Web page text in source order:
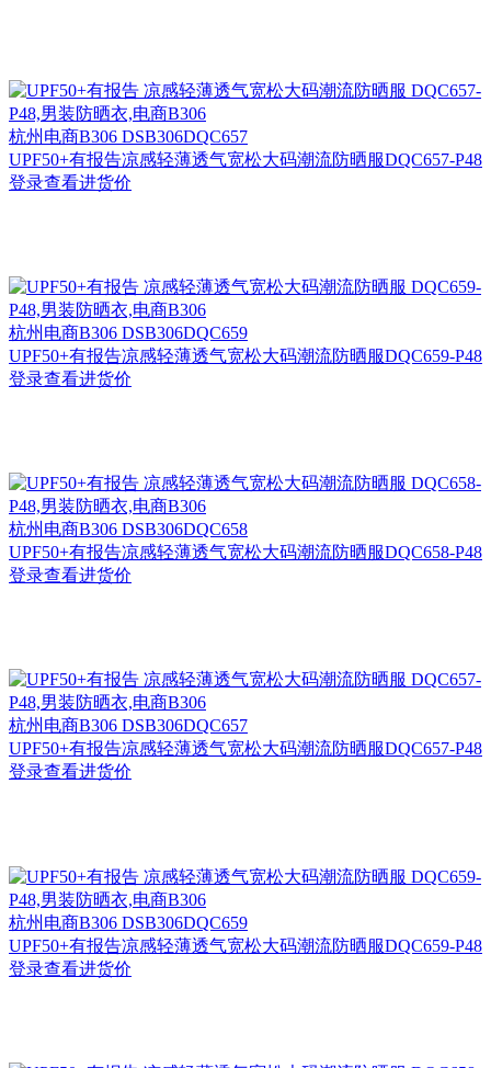
杭州 电商B306 DSB306DQC657
UPF50+有报告凉感轻薄透气宽松大码潮流防晒服DQC657-P48
登录查看进货价
杭州 电商B306 DSB306DQC659
UPF50+有报告凉感轻薄透气宽松大码潮流防晒服DQC659-P48
登录查看进货价
杭州 电商B306 DSB306DQC658
UPF50+有报告凉感轻薄透气宽松大码潮流防晒服DQC658-P48
登录查看进货价
杭州 电商B306 DSB306DQC657
UPF50+有报告凉感轻薄透气宽松大码潮流防晒服DQC657-P48
登录查看进货价
杭州 电商B306 DSB306DQC659
UPF50+有报告凉感轻薄透气宽松大码潮流防晒服DQC659-P48
登录查看进货价